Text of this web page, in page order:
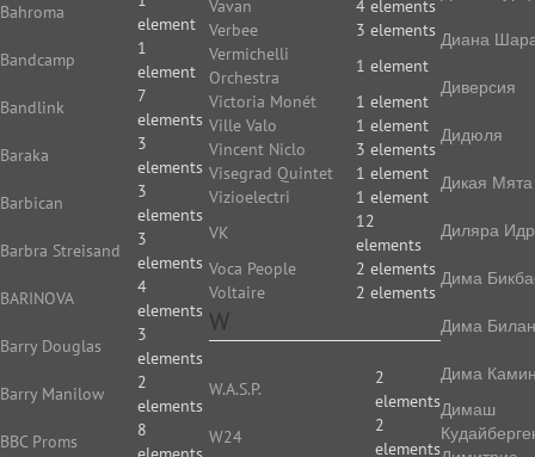
Bahroma
element
Bandcamp
1
element
Bandlink
7
elements
Baraka
3
elements
Barbican
3
elements
Barbra Streisand
3
elements
BARINOVA
4
elements
Barry Douglas
3
elements
Barry Manilow
2
elements
BBC Proms
8
Vavan
4 elements
Verbee
3 elements
Vermichelli
Orchestra
1 element
Victoria Monét
1 element
Ville Valo
1 element
Vincent Niclo
3 elements
Visegrad Quintet
1 element
Vizioelectri
1 element
VK
12
elements
Voca People
2 elements
Voltaire
2 elements
W
W.A.S.P.
2
elements
W24
2
elements
Диана
Диверсия
Дидюля
Дикая Мята
Диляра
Дима
Дима Билан
Дима
Димаш